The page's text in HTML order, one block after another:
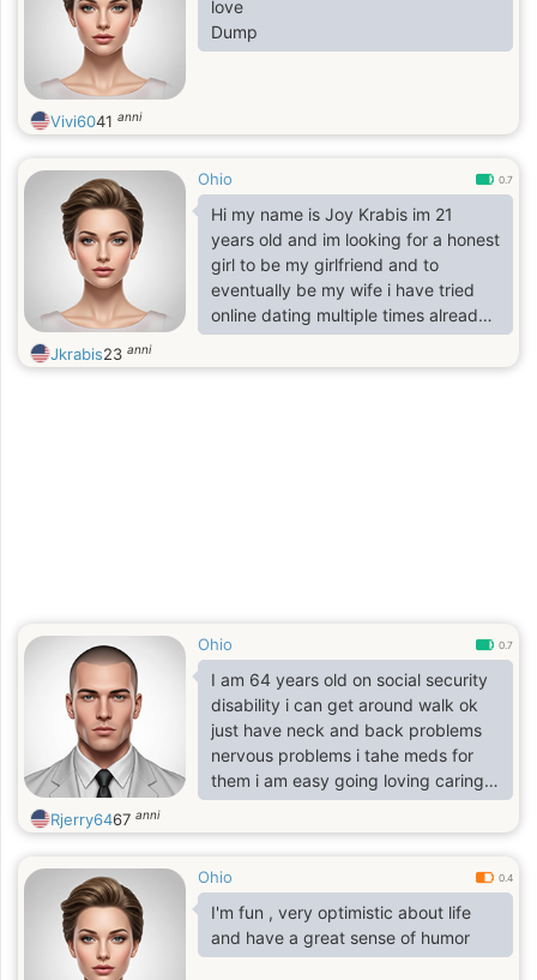
love
Dump
Vivi6041 anni
Ohio 0.7
Hi my name is Joy Krabis im 21
years old and im looking for a honest
girl to be my girlfriend and to
eventually be my wife i have tried
online dating multiple times already
and this is my last resort to find a girl
who is a real person and not some
Jkrabis23 anni
Ohio 0.7
I am 64 years old on social security
disability i can get around walk ok
just have neck and back problems
nervous problems i tahe meds for
them i am easy going loving caring
like nature and art and old vintage
things looking for a nice loving lady
ship.
Rjerry6467 anni
Ohio 0.4
I'm fun , very optimistic about life
and have a great sense of humor